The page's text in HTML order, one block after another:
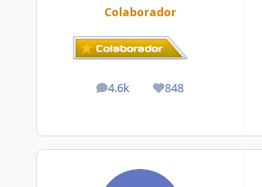
Colaborador
4.6k
posts 848
Reputação